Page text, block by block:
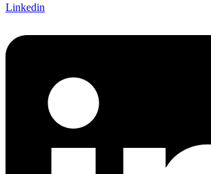
Linkedin